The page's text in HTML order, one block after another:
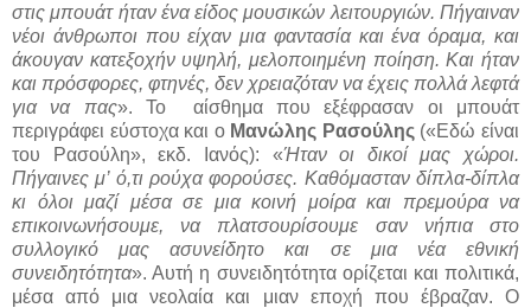
στις μπουάτ ήταν ένα είδος μουσικών λειτουργιών. Πήγαιναν
νέοι άνθρωποι που είχαν μια φαντασία και ένα όραμα, και
άκουγαν κατεξοχήν υψηλή, μελοποιημένη ποίηση. Και ήταν
και πρόσφορες, φτηνές, δεν χρειαζόταν να έχεις πολλά λεφτά
για να πας». Το
αίσθημα που εξέφρασαν οι μπουάτ
περιγράφει εύστοχα και ο Μανώλης Ρασούλης («Εδώ είναι
του Ρασούλη», εκδ. Ιανός): «Ήταν οι δικοί μας χώροι.
Πήγαινες μ’ ό,τι ρούχα φορούσες. Καθόμασταν δίπλα-δίπλα
κι όλοι μαζί μέσα σε μια κοινή μοίρα και πρεμούρα να
επικοινωνήσουμε, να πλατσουρίσουμε σαν νήπια στο
συλλογικό μας ασυνείδητο και σε μια νέα εθνική
συνειδητότητα». Αυτή η συνειδητότητα ορίζεται και πολιτικά,
μέσα από μια νεολαία και μιαν εποχή που έβραζαν. Ο